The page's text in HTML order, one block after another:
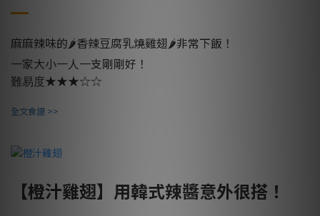
麻麻辣味的🌶香辣豆腐乳燒雞翅🌶非常下飯！
一家大小一人一支剛剛好！
難易度★★★☆☆
全文食譜 >>
【橙汁雞翅】用韓式辣醬意外很搭！